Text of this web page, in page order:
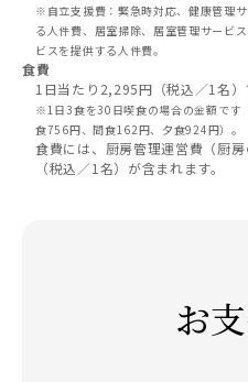
※自立支援費：緊急時対応、健康管理
る人件費、居室掃除、居室管理サービ
ビスを提供する人件費。
食費
1日当たり2,295円（税込／1名）
※1日3食を30日喫食の場合の金額です
食756円、間食162円、夕食924円）。
食費には、厨房管理運営費 （厨
（税込／1名）が含まれます。
お